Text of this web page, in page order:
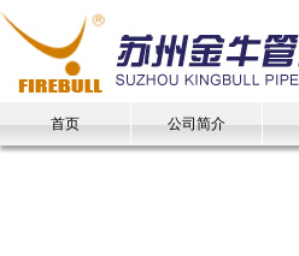
首页 公司简介